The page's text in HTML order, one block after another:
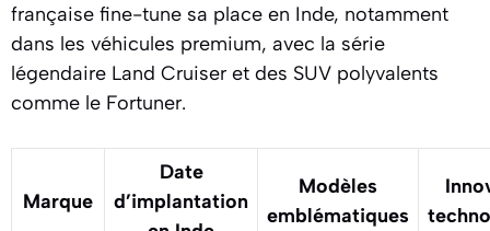
française fine-tune sa place en Inde, notamment
dans les véhicules premium, avec la série
légendaire Land Cruiser et des SUV polyvalents
comme le Fortuner.
Marque
Date
d’implantation
Modèles
emblématiques